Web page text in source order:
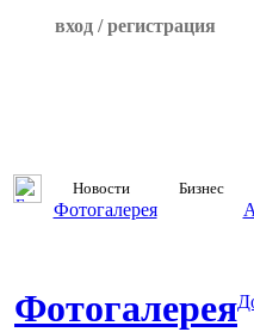
вход / регистрация
Новости Бизнес
Фотогалерея
Фотогалерея